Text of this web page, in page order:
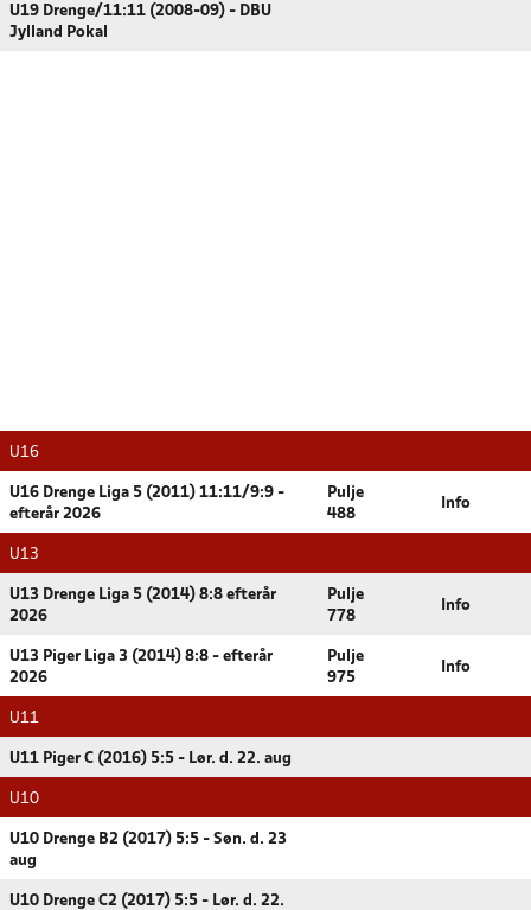
U19 Drenge/11:11 (2008-09) - DBU
Jylland Pokal
U16
U16 Drenge Liga 5 (2011) 11:11/9:9 -
efterår 2026
Pulje
488
Info
U13
U13 Drenge Liga 5 (2014) 8:8 efterår
2026
Pulje
778
Info
U13 Piger Liga 3 (2014) 8:8 - efterår
2026
Pulje
975
Info
U11
U11 Piger C (2016) 5:5 - Lør. d. 22. aug
U10
U10 Drenge B2 (2017) 5:5 - Søn. d. 23
aug
U10 Drenge C2 (2017) 5:5 - Lør. d. 22.